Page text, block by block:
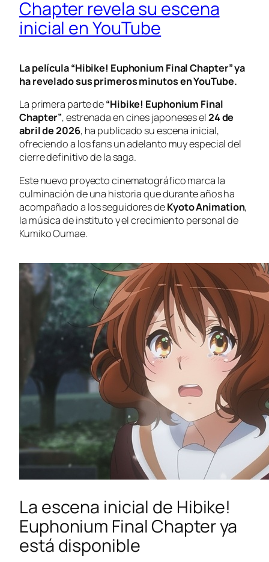
Chapter revela su escena
inicial en YouTube
La película “Hibike! Euphonium Final Chapter” ya
ha revelado sus primeros minutos en YouTube.
La primera parte de“Hibike! Euphonium Final
Chapter”, estrenada en cines japoneses el24 de
abril de 2026, ha publicado su escena inicial,
ofreciendo a los fans un adelanto muy especial del
cierre definitivo de la saga.
Este nuevo proyecto cinematográfico marca la
culminación de una historia que durante años ha
acompañado a los seguidores deKyoto Animation,
la música de instituto y el crecimiento personal de
Kumiko Oumae.
La escena inicial de Hibike!
Euphonium Final Chapter ya
está disponible